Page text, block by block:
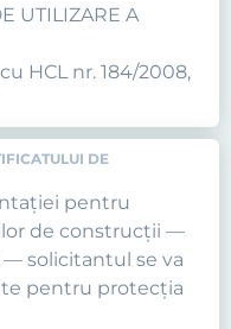
UTILIZARE A
HCL nr. 184/2008,
DE
pentru
de construcţii —
solicitantul se va
pentru protecţia